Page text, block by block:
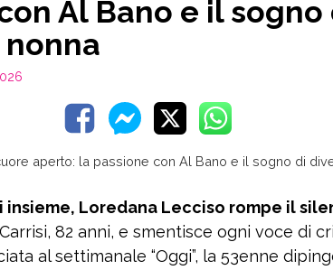
Al Bano e il sogno
insieme, Loredana Lecciso rompe il
82 anni, e smentisce ogni voce di
al settimanale “Oggi”, la 53enne